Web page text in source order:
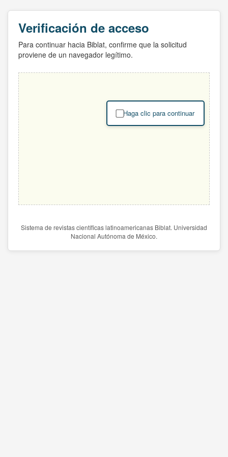
Verificación de acceso
Para continuar hacia Biblat, confirme que la solicitud
proviene de un navegador legítimo.
Haga clic para continuar
Sistema de revistas científicas latinoamericanas Biblat. Universidad
Nacional Autónoma de México.